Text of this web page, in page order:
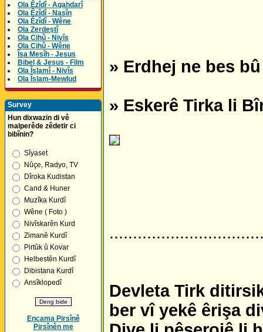
Ola Êzîdî - Agahdarî
Ola Êzîdî - Nasîn
Ola Êzîdî - Wêne
Ola Zerdeştî
Ola Cihû - Nivîs
Ola Cihû - Wêne
Îsa Mesîh - Jesus
Bibel & Jesus - Film
Ola Îslamî - Nivîs
Ola Îslam-Mewlud
Survey
Hun dixwazin di vê
malperêde zêdetir ci
bibînin?
Sîyaset
Nûçe, Radyo, TV
Dîroka Kudistan
Cand & Huner
Muzîka Kurdî
Wêne ( Foto )
Nivîskarên Kurd
Zimanê Kurdî
Pirtûk û Kovar
Helbestên Kurdî
Dibistana Kurdî
Ansîklopedî
Encama Pirsînê
Pirsînên me
» Erdhej ne bes
» Eskerê Tirka li
Devleta Tirk
ber vî yekê êrişa